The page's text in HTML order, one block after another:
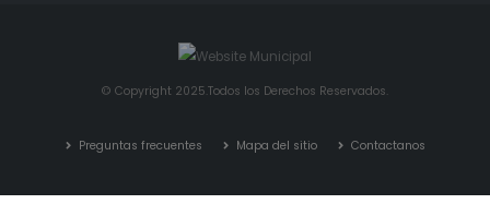
© Copyright 2025.Todos los Derechos Reservados.
Preguntas frecuentes Mapa del sitio Contactanos